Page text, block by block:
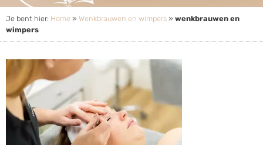
Je bent hier: Home » Wenkbrauwen en wimpers » wenkbrauwen en
wimpers